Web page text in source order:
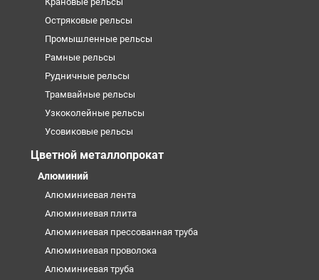
Остряковые рельсы
Промышленные рельсы
Рамные рельсы
Рудничные рельсы
Трамвайные рельсы
Узкоколейные рельсы
Усовиковые рельсы
Цветной металлопрокат
Алюминий
Алюминиевая лента
Алюминиевая плита
Алюминиевая прессованная труба
Алюминиевая проволока
Алюминиевая труба